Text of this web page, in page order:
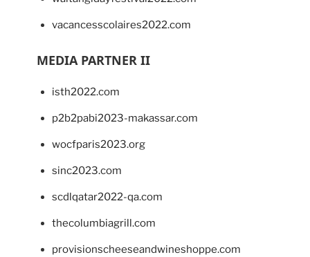
vacancesscolaires2022.com
MEDIA PARTNER II
isth2022.com
p2b2pabi2023-makassar.com
wocfparis2023.org
sinc2023.com
scdlqatar2022-qa.com
thecolumbiagrill.com
provisionscheeseandwineshoppe.com